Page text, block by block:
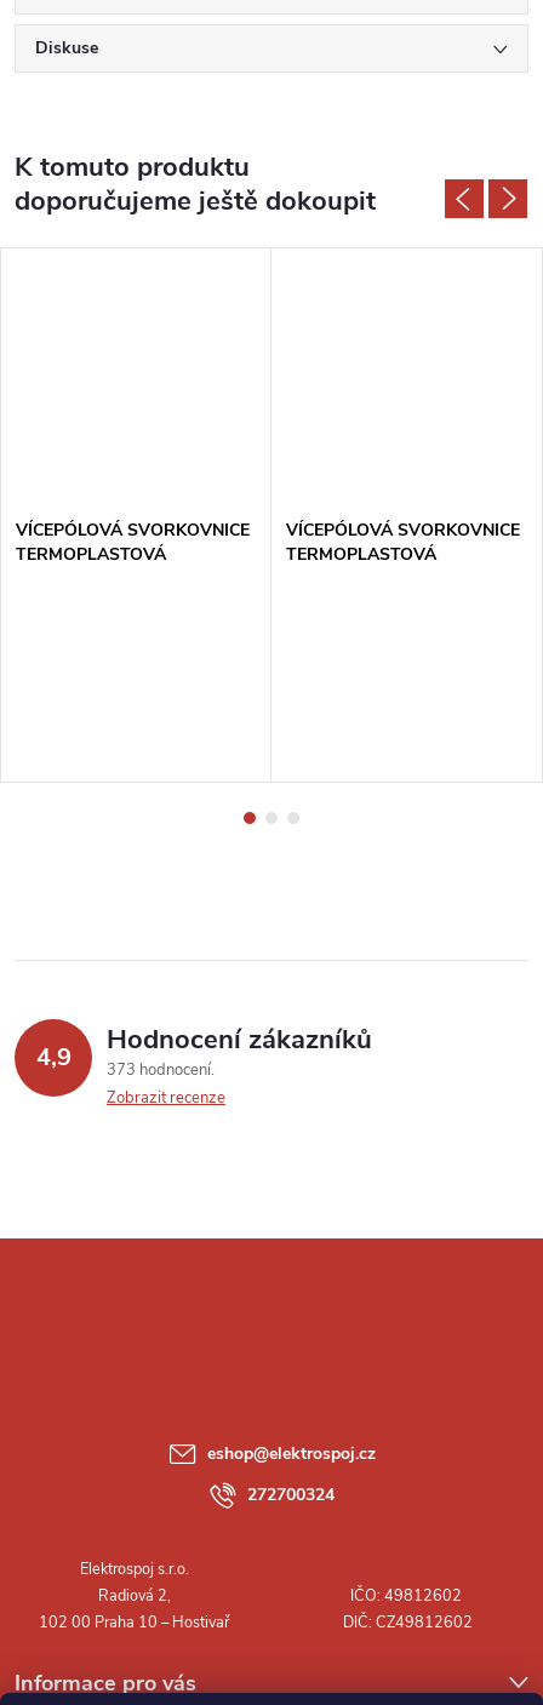
Diskuse
K tomuto produktu
doporučujeme ještě dokoupit
VÍCEPÓLOVÁ SVORKOVNICE
TERMOPLASTOVÁ
VÍCEPÓLOVÁ SVORKOVNICE
TERMOPLASTOVÁ
4,9 Hodnocení zákazníků
373 hodnocení
Zobrazit recenze
Informace pro vás
eshop@elektrospoj.cz
272700324